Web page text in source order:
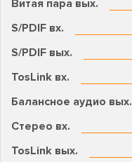
Витая пара вых.
S/PDIF вх.
S/PDIF вых.
TosLink вх.
Балансное аудио вых.
Стерео вх.
TosLink вых.